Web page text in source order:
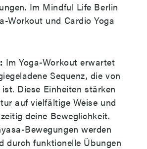
Im Mindful Life Berlin
Workout und Cardio Yoga
Im Yoga-Workout erwartet
Sequenz, die von
Diese Einheiten stärken
auf vielfältige Weise und
deine Beweglichkeit.
Bewegungen werden
durch funktionelle Übungen